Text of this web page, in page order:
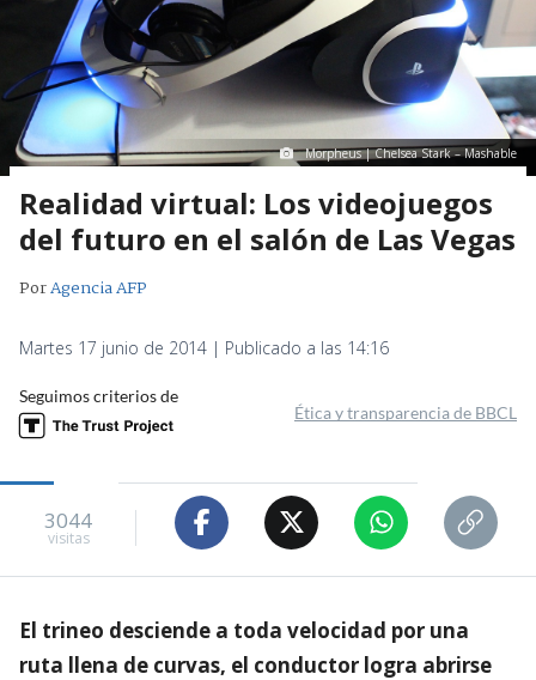
Morpheus | Chelsea Stark – Mashable
Realidad virtual: Los videojuegos
del futuro en el salón de Las Vegas
PorAgencia AFP
Martes 17 junio de 2014 | Publicado a las 14:16
Seguimos criterios de
Ética y transparencia de BBCL
3044
visitas
El trineo desciende a toda velocidad por una
ruta llena de curvas, el conductor logra abrirse